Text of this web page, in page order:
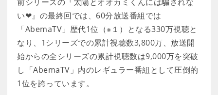
い❤』の最終回では、60分放送番組では
「AbemaTV」歴代1位（※１）となる330万視聴と
なり、1シリーズでの累計視聴数3,800万、放送開
始からの全シリーズの累計視聴数は9,000万を突破
し「AbemaTV」内のレギュラー番組として圧倒的
1位を誇っています。